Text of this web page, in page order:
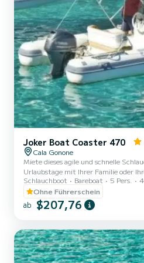
Joker Boat Coaster 470
Cala Gonone
Miete dieses agile und schnelle
Urlaubstage mit Ihrer Familie oder
wunderschönen Küsten Sardiniens
verbringen! Es bietet Platz für bis zu
IHRER SICHERHEIT SIND
ERFORDERLICH. Darüber hinaus ist es mit einem 40 PS-
Bootsführerschein gemietet werden!
Es verfügt über einen
Schlauchboot Bareboat 5 Pers.
Ohne Führerschein
ab $207,76